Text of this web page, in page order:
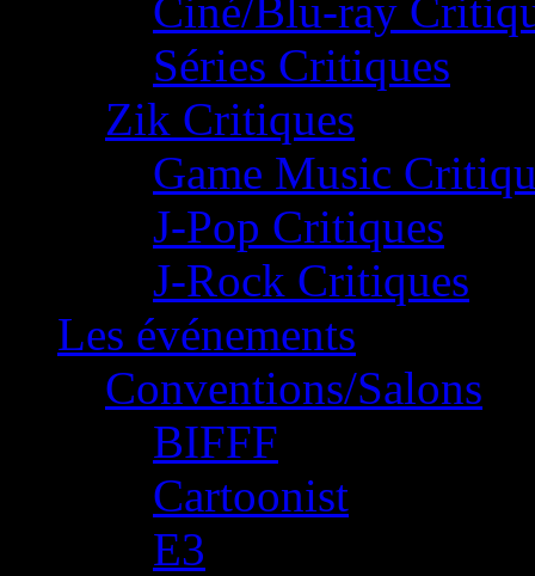
Ciné/Blu-ray
Séries Critiques
Zik Critiques
Game Music
J-Pop Critiques
J-Rock Critiques
Les événements
Conventions/Salons
BIFFF
Cartoonist
E3